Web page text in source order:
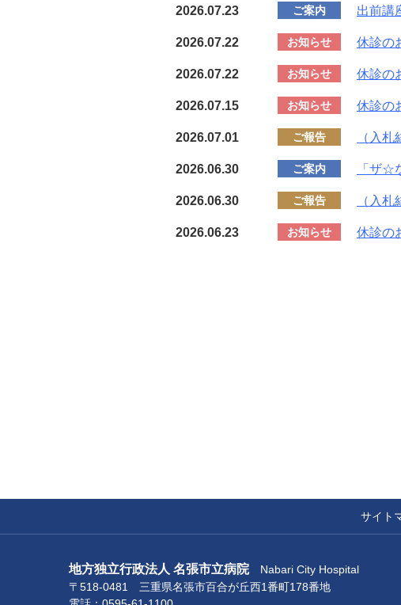
2026.07.23 ご案内 出前講
2026.07.22 お知らせ 休診の
2026.07.22 お知らせ 休診の
2026.07.15 お知らせ 休診の
2026.07.01 ご報告 （入
2026.06.30 ご案内 「ザ☆
2026.06.30 ご報告 （入
2026.06.23 お知らせ 休診の
サイト
地方独立行政法人 名張市立病院Nabari City Hospital
〒518-0481 三重県名張市百合が丘西1番町178番地